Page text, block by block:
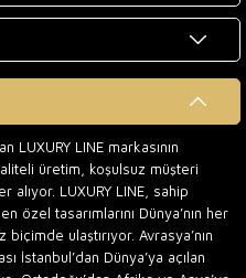
LINE markasının
üretim, koşulsuz müşteri
LUXURY LINE, sahip
özel tasarımlarını Dünya’nın her
ulaştırıyor. Avrasya’nın
İstanbul’dan Dünya’ya açılan